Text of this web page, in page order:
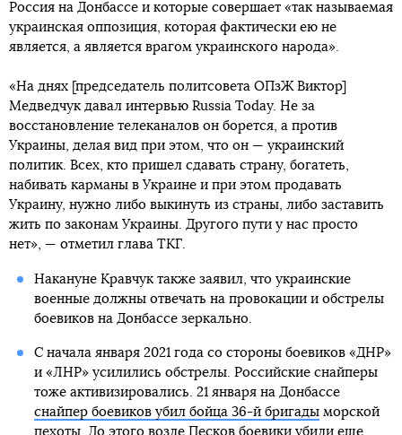
Россия на Донбассе и которые совершает «так называемая
украинская оппозиция, которая фактически ею не
является, а является врагом украинского народа».
«На днях [председатель политсовета ОПзЖ Виктор]
Медведчук давал интервью Russia Today. Не за
восстановление телеканалов он борется, а против
Украины, делая вид при этом, что он — украинский
политик. Всех, кто пришел сдавать страну, богатеть,
набивать карманы в Украине и при этом продавать
Украину, нужно либо выкинуть из страны, либо заставить
жить по законам Украины. Другого пути у нас просто
нет», — отметил глава ТКГ.
Накануне Кравчук также заявил, что украинские
военные должны отвечать на провокации и обстрелы
боевиков на Донбассе зеркально.
С начала января 2021 года со стороны боевиков «ДНР»
и «ЛНР» усилились обстрелы. Российские снайперы
тоже активизировались. 21 января на Донбассе
снайпер боевиков убил бойца 36-й бригадыморской
пехоты. До этого возле Песков боевики убили еще